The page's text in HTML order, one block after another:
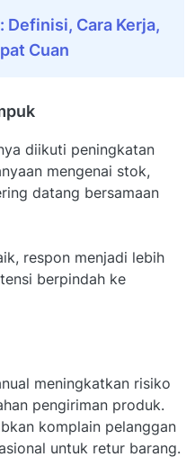
Definisi, Cara Kerja,
Cuan
diikuti peningkatan
mengenai stok,
datang bersamaan
respon menjadi lebih
berpindah ke
meningkatkan risiko
pengiriman produk.
komplain pelanggan
untuk retur barang.